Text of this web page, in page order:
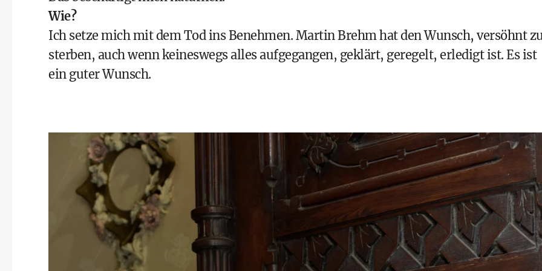
Wie?
Ich setze mich mit dem Tod ins Benehmen. Martin Brehm hat den Wunsch, versöhnt
sterben, auch wenn keineswegs alles aufgegangen, geklärt, geregelt, erledigt ist. Es ist
ein guter Wunsch.